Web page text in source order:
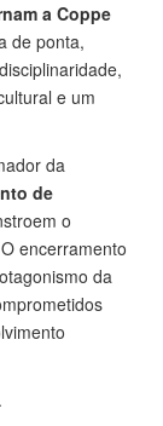
a Coppe
de ponta,
e um
da
de
o
encerramento
da